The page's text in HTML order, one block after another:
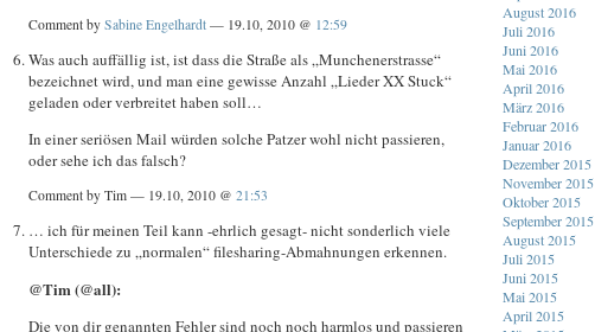
Comment by Sabine Engelhardt — 19.10, 2010 @ 12:59
Was auch auffällig ist, ist dass die Straße als „Munchenerstrasse“
bezeichnet wird, und man eine gewisse Anzahl „Lieder XX Stuck“
geladen oder verbreitet haben soll…
In einer seriösen Mail würden solche Patzer wohl nicht passieren,
oder sehe ich das falsch?
Comment by Tim — 19.10, 2010 @ 21:53
… ich für meinen Teil kann -ehrlich gesagt- nicht sonderlich viele
Unterschiede zu „normalen“ filesharing-Abmahnungen erkennen.
@Tim (@all):
Die von dir genannten Fehler sind noch noch harmlos und passieren
August 2016
Juli 2016
Juni 2016
Mai 2016
April 2016
März 2016
Februar 2016
Januar 2016
Dezember 2015
November 2015
Oktober 2015
September 2015
August 2015
Juli 2015
Juni 2015
Mai 2015
April 2015